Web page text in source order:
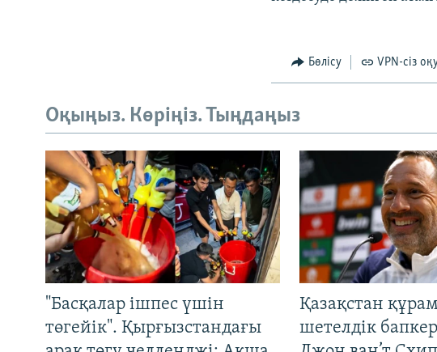
Бөлісу VPN-сіз
Оқыңыз. Көріңіз. Тыңдаңыз
"Басқалар ішпес үшін
төгейік". Қырғызстандағы
Қазақстан
шетелдік